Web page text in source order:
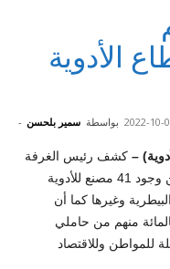
الأدوية
بواسطة سمير بلحسن - 2022-10-
– كشف رئيس الغرفة
الوطنية لمصنعي الأدوية طارق الحمامي عن وجود 41 مصنع للأدوية
وغيرها كما أن
يشغل 9 آلاف شخص و30 إلى 40 بالمائة منهم من حاملي
للمواطن وللاقتصاد